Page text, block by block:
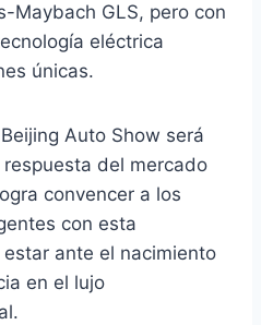
Maybach GLS, pero con
eléctrica
únicas.
Auto Show será
del mercado
convencer a los
con esta
ante el nacimiento
en el lujo